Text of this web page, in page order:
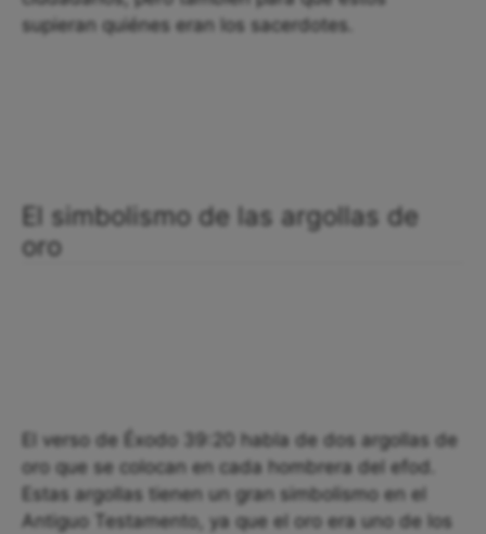
supieran quiénes eran los sacerdotes.
El simbolismo de las argollas de
oro
El verso de Éxodo 39:20 habla de dos argollas de
oro que se colocan en cada hombrera del efod.
Estas argollas tienen un gran simbolismo en el
Antiguo Testamento, ya que el oro era uno de los